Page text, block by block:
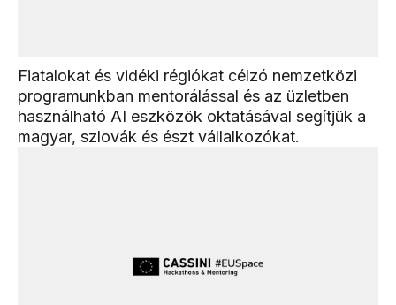
Fiatalokat és vidéki régiókat célzó nemzetközi
programunkban mentorálással és az üzletben
használható AI eszközök oktatásával segítjük a
magyar, szlovák és észt vállalkozókat.